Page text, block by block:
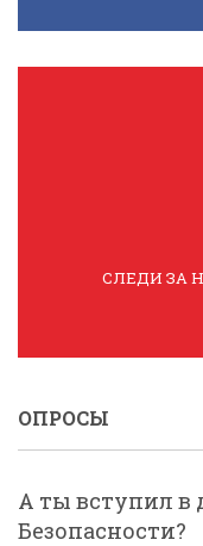
СЛЕДИ ЗА
ОПРОСЫ
А ты вступил
Безопасности?